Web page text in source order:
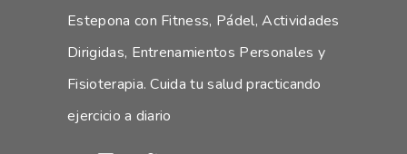
Estepona con Fitness, Pádel, Actividades
Dirigidas, Entrenamientos Personales y
Fisioterapia. Cuida tu salud practicando
ejercicio a diario